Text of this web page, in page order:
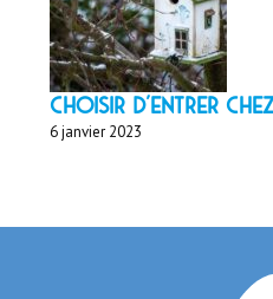
Choisir d'entrer
6 janvier 2023